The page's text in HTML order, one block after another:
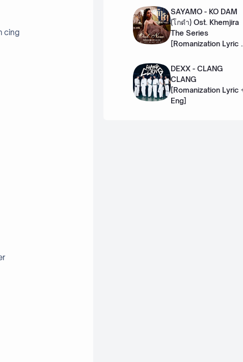
cing
SAYAMO - KO DAM
(โกดำ) Ost. Khemjira
The Series
[Romanization Lyric
DEXX - CLANG
CLANG
[Romanization Lyric
Eng]